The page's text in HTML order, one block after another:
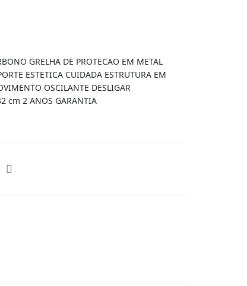
GRELHA DE PROTECAO EM METAL
ESTETICA CUIDADA ESTRUTURA EM
OSCILANTE DESLIGAR
cm 2 ANOS GARANTIA